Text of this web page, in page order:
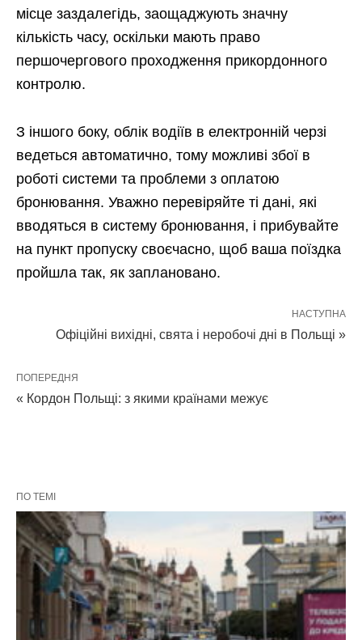
місце заздалегідь, заощаджують значну
кількість часу, оскільки мають право
першочергового проходження прикордонного
контролю.
З іншого боку, облік водіїв в електронній черзі
ведеться автоматично, тому можливі збої в
роботі системи та проблеми з оплатою
бронювання. Уважно перевіряйте ті дані, які
вводяться в систему бронювання, і прибувайте
на пункт пропуску своєчасно, щоб ваша поїздка
пройшла так, як заплановано.
НАСТУПНА
Офіційні вихідні, свята і неробочі дні в Польщі »
ПОПЕРЕДНЯ
« Кордон Польщі: з якими країнами межує
ПО ТЕМІ